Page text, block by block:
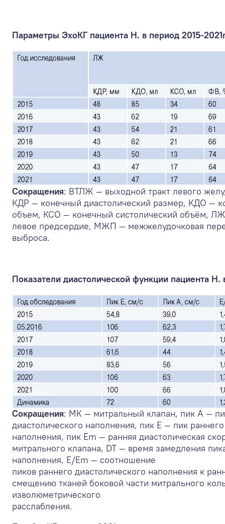
Параметры ЭхоКГ пациента Н. в период 2015-
Сокращения: ВТЛЖ — выходной тракт левого
КДР — конечный диастолический размер, КДО —
объем, КСО — конечный систолический объём,
левое предсердие, МЖП — межжелудочковая
выброса.
Показатели диастолической функции пациента Н.
Сокращения: МК — митральный клапан, пик А —
диастолического наполнения, пик Е — пик
наполнения, пик Em — ранняя диастолическая
митрального клапана, DT — время замедления
наполнения, Е/Еm — соотношение
пиков раннего диастолического наполнения к
смещению тканей боковой части митрального
изволюметрического
расслабления.